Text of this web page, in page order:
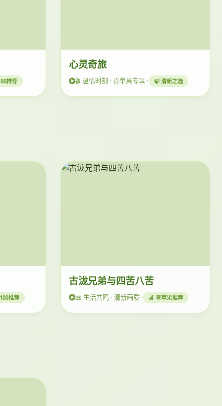
推荐
心灵奇旅
🎬 温情时刻 · 青苹果专享 · 🍃 清新之选
推荐
古泷兄弟与四苦八苦
📖 生活共鸣 · 清新画质 · 🍏 青苹果推荐